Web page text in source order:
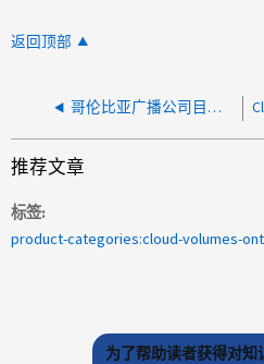
返回顶部
哥伦比亚广播公司目录连接器目录正在使用太多空间
推荐文章
标签
product-categories:cloud-volumes-
为了帮助读者获得对知